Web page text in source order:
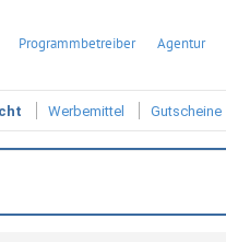
Programmbetreiber Agentur
Werbemittel Gutscheine